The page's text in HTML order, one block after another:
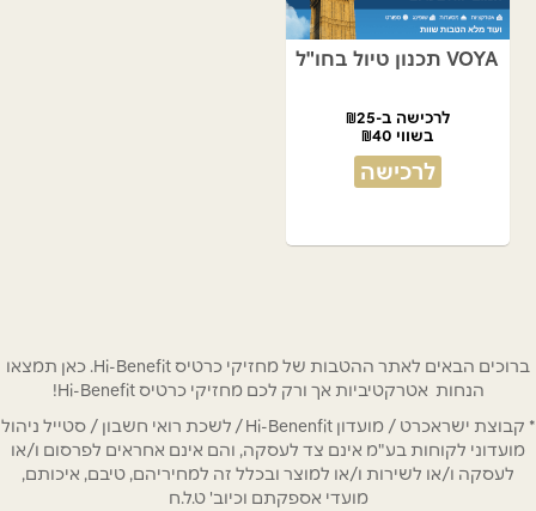
VOYA תכנון טיול בחו"ל
לרכישה ב-₪25
בשווי ₪40
לרכישה
ברוכים הבאים לאתר ההטבות של מחזיקי כרטיס Hi-Benefit. כאן תמצאו
הנחות אטרקטיביות אך ורק לכם מחזיקי כרטיס Hi-Benefit!
* קבוצת ישראכרט / מועדון Hi-Benenfit / לשכת רואי חשבון / סטייל ניהול
מועדוני לקוחות בע"מ אינם צד לעסקה, והם אינם אחראים לפרסום ו/או
לעסקה ו/או לשירות ו/או למוצר ובכלל זה למחיריהם, טיבם, איכותם,
מועדי אספקתם וכיוב' ט.ל.ח